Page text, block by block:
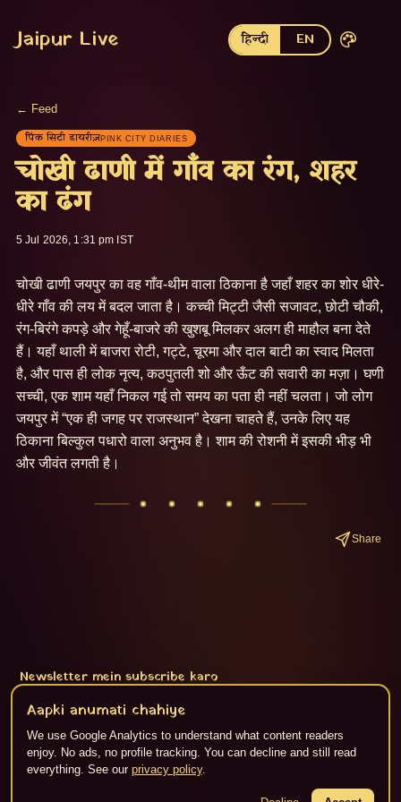
Jaipur Live हिन्दी EN
← Feed
पिंक सिटी डायरीज़PINK CITY DIARIES
चोखी ढाणी में गाँव का रंग, शहर
का ढंग
5 Jul 2026, 1:31 pm IST
चोखी ढाणी जयपुर का वह गाँव-थीम वाला ठिकाना है जहाँ शहर का शोर धीरे-
धीरे गाँव की लय में बदल जाता है। कच्ची मिट्टी जैसी सजावट, छोटी चौकी,
रंग-बिरंगे कपड़े और गेहूँ-बाजरे की खुशबू मिलकर अलग ही माहौल बना देते
हैं। यहाँ थाली में बाजरा रोटी, गट्टे, चूरमा और दाल बाटी का स्वाद मिलता
है, और पास ही लोक नृत्य, कठपुतली शो और ऊँट की सवारी का मज़ा। घणी
सच्ची, एक शाम यहाँ निकल गई तो समय का पता ही नहीं चलता। जो लोग
जयपुर में “एक ही जगह पर राजस्थान” देखना चाहते हैं, उनके लिए यह
ठिकाना बिल्कुल पधारो वाला अनुभव है। शाम की रोशनी में इसकी भीड़ भी
और जीवंत लगती है।
Share
Newsletter mein subscribe karo
About·Privacy ·Terms·RSS
Aapki anumati chahiye
We use Google Analytics to understand what content readers
enjoy. No ads, no profile tracking. You can decline and still read
everything. See our privacy policy.